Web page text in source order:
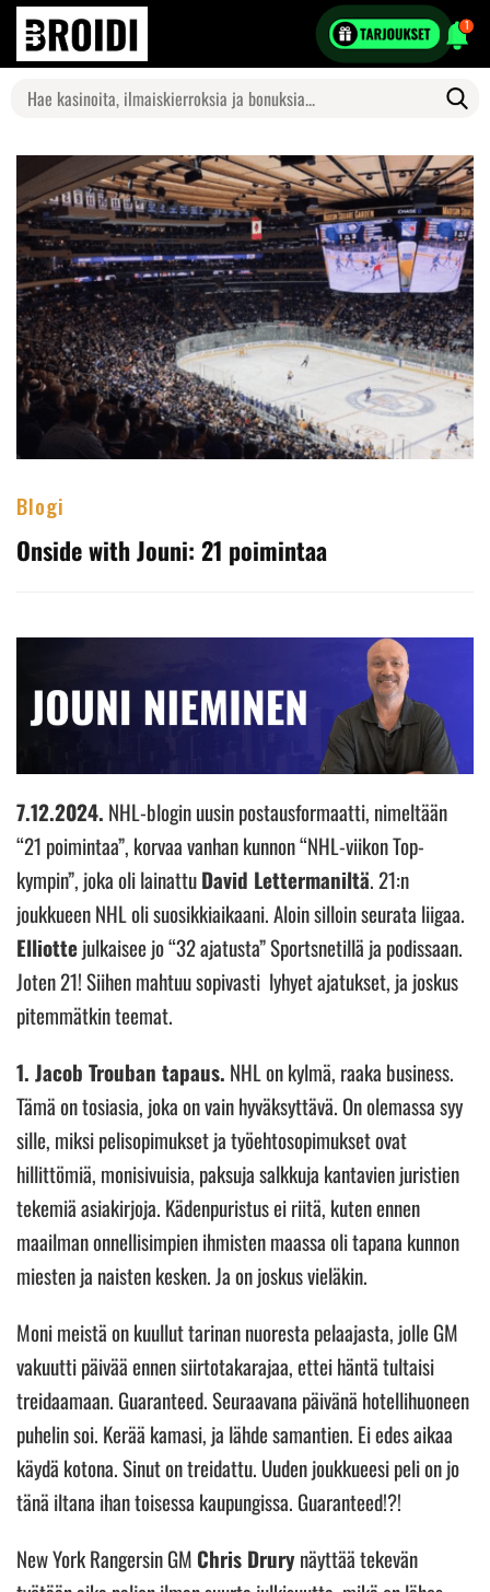
1
Search
Blogi
Onside with Jouni: 21 poimintaa
7.12.2024. NHL-blogin uusin postausformaatti, nimeltään
“21 poimintaa”, korvaa vanhan kunnon “NHL-viikon Top-
kympin”, joka oli lainattuDavid Lettermaniltä. 21:n
joukkueen NHL oli suosikkiaikaani. Aloin silloin seurata liigaa.
Elliottejulkaisee jo “32 ajatusta” Sportsnetillä ja podissaan.
Joten 21! Siihen mahtuu sopivasti lyhyet ajatukset, ja joskus
pitemmätkin teemat.
1. Jacob Trouban tapaus. NHL on kylmä, raaka business.
Tämä on tosiasia, joka on vain hyväksyttävä. On olemassa syy
sille, miksi pelisopimukset ja työehtosopimukset ovat
hillittömiä, monisivuisia, paksuja salkkuja kantavien juristien
tekemiä asiakirjoja. Kädenpuristus ei riitä, kuten ennen
maailman onnellisimpien ihmisten maassa oli tapana kunnon
miesten ja naisten kesken. Ja on joskus vieläkin.
Moni meistä on kuullut tarinan nuoresta pelaajasta, jolle GM
vakuutti päivää ennen siirtotakarajaa, ettei häntä tultaisi
treidaamaan. Guaranteed. Seuraavana päivänä hotellihuoneen
puhelin soi. Kerää kamasi, ja lähde samantien. Ei edes aikaa
käydä kotona. Sinut on treidattu. Uuden joukkueesi peli on jo
tänä iltana ihan toisessa kaupungissa. Guaranteed!?!
New York Rangersin GM Chris Drurynäyttää tekevän